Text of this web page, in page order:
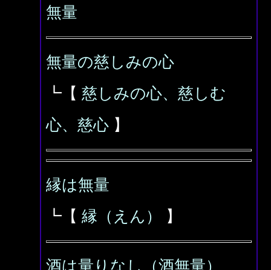
無量
無量の慈しみの心
┗【 慈しみの心、慈しむ
心、慈心 】
縁は無量
┗【 縁（えん） 】
酒は量りなし（酒無量）